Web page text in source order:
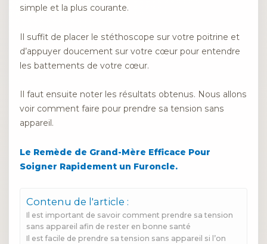
simple et la plus courante.
Il suffit de placer le stéthoscope sur votre poitrine et
d’appuyer doucement sur votre cœur pour entendre
les battements de votre cœur.
Il faut ensuite noter les résultats obtenus. Nous allons
voir comment faire pour prendre sa tension sans
appareil.
Le Remède de Grand-Mère Efficace Pour
Soigner Rapidement un Furoncle.
Contenu de l'article :
Il est important de savoir comment prendre sa tension
sans appareil afin de rester en bonne santé
Il est facile de prendre sa tension sans appareil si l’on